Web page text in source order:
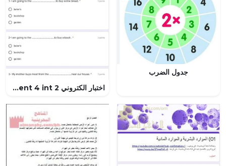
جدول الضرب
اختبار الكتروني Assessment 4 int 2